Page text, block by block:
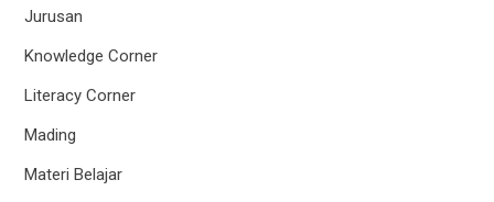
Jurusan
Knowledge Corner
Literacy Corner
Mading
Materi Belajar